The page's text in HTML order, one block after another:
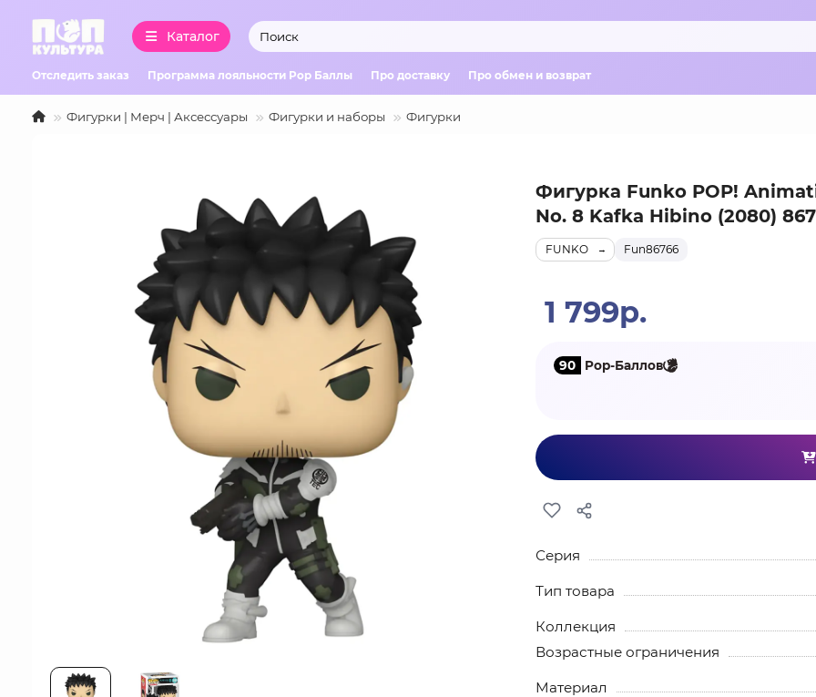
Каталог
Отследить заказ Программа лояльности Pop Баллы Про доставку Про обмен и возврат
Фигурки | Мерч | Аксессуары Фигурки и наборы Фигурки
Фигурка Funko POP!
No. 8 Kafka Hibino (2080)
Fun86766
FUNKO
1 799р.
90 Pop-Баллов
Серия
Тип товара
Коллекция
Возрастные ограничения
Материал